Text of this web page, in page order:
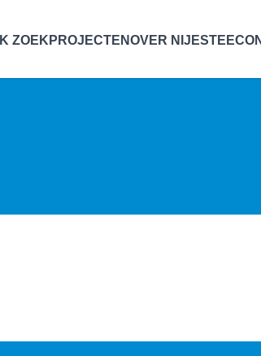
IK ZOEK PROJECTENOVER NIJESTEE